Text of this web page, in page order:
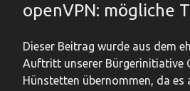
Glasfaser-
/
Deutsche
Glasfaser
openVPN: mögliche
Dieser Beitrag wurde aus dem
Auftritt unserer Bürgerinitiative
Hünstetten übernommen, da es